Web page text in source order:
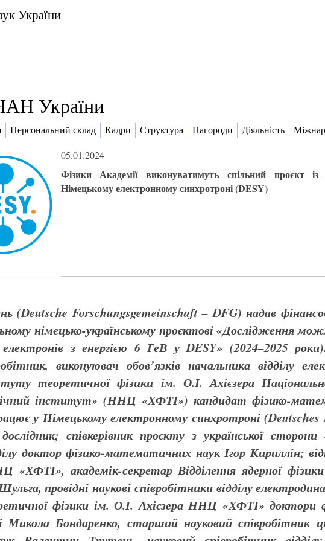
України
України
Персональний склад Кадри Структура Нагороди Діяльність
05.01.2024
Фізики Академії виконуватимуть спільний проєкт
Німецькому електронному синхротроні (DESY)
(Deutsche Forschungsgemeinschaft – DFG) надав
німецько-українському проєктові «Дослідження
з енергією 6 ГеВ у DESY» (2024–2025
виконуювач обов’язків начальника відділу
теоретичної фізики ім. О.І. Ахієзера
інститут» (ННЦ «ХФТІ») кандидат фізико-
у Німецькому електронному синхротроні
співкерівник проєкту з української сторони
доктор фізико-математичних наук Ігор Кириллін;
«ХФТІ», академік-секретар Відділення ядерної
провідні наукові співробітники відділу
фізики ім. О.І. Ахієзера ННЦ «ХФТІ» доктори
Микола Бондаренко, старший науковий співробітник